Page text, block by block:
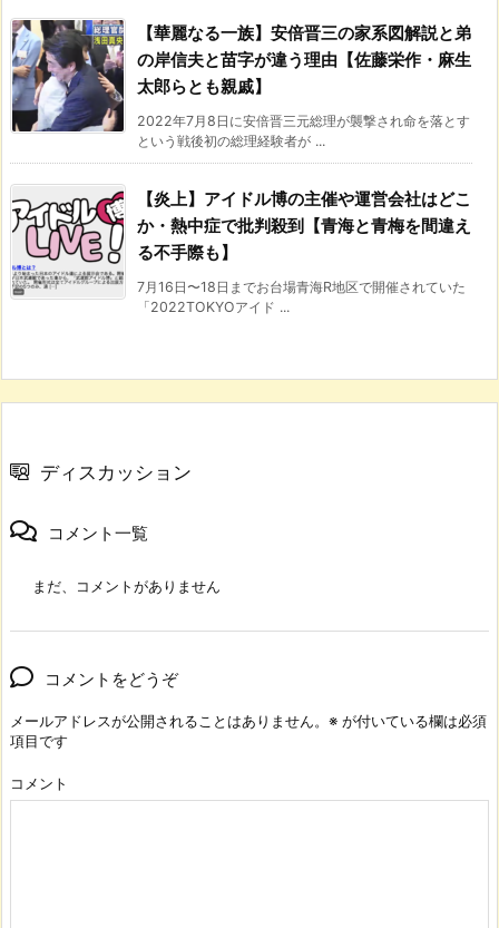
【華麗なる一族】安倍晋三の家系図解説と弟
の岸信夫と苗字が違う理由【佐藤栄作・麻生
太郎らとも親戚】
2022年7月8日に安倍晋三元総理が襲撃され命を落とす
という戦後初の総理経験者が ...
【炎上】アイドル博の主催や運営会社はどこ
か・熱中症で批判殺到【青海と青梅を間違え
る不手際も】
7月16日〜18日までお台場青海R地区で開催されていた
「2022TOKYOアイド ...
ディスカッション
コメント一覧
まだ、コメントがありません
コメントをどうぞ
メールアドレスが公開されることはありません。 ※ が付いている欄は必須
項目です
コメント